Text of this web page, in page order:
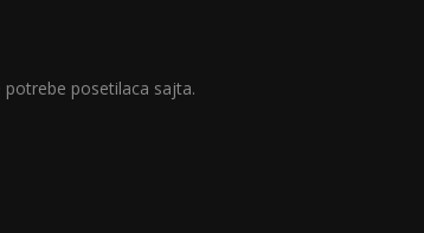
posetilaca sajta.